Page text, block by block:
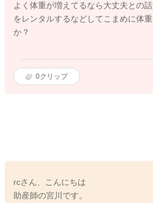
よく体重が増えてるなら大丈夫との
をレンタルするなどしてこまめに体
か？
0クリップ
rcさん、こんにちは
助産師の宮川です。